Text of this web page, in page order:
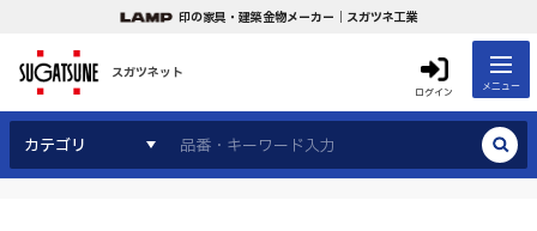
印の家具・建築金物メーカー｜スガツネ工業
スガツネット
ログイン メニュー
カテゴリ